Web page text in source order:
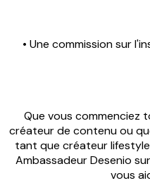
• Une commission sur
Que vous commenciez
créateur de contenu ou
tant que créateur
Ambassadeur Desenio
vous